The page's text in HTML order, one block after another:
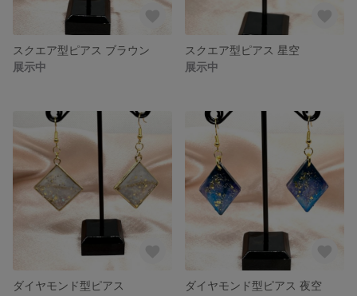
スクエア型ピアス ブラウン
展示中
スクエア型ピアス 星空
展示中
ダイヤモンド型ピアス
ダイヤモンド型ピアス 夜空